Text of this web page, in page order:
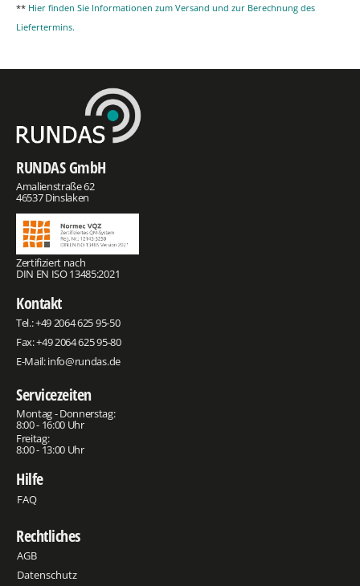
** Hier finden Sie Informationen zum Versand und zur Berechnung des
Liefertermins.
RUNDAS GmbH
Amalienstraße 62
46537 Dinslaken
Zertifiziert nach
DIN EN ISO 13485:2021
Kontakt
Tel.:+49 2064 625 95-50
Fax: +49 2064 625 95-80
E-Mail:info@rundas.de
Servicezeiten
Montag - Donnerstag:
8:00 - 16:00 Uhr
Freitag:
8:00 - 13:00 Uhr
Hilfe
FAQ
Rechtliches
AGB
Datenschutz